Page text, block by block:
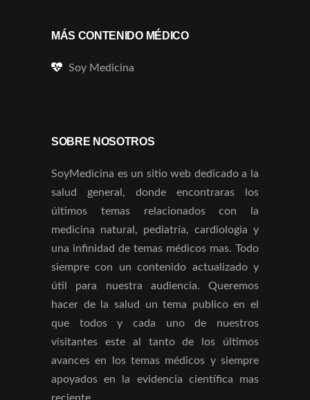
MÁS CONTENIDO MÉDICO
Soy Medicina
SOBRE NOSOTROS
SoyMedicina es un sitio web dedicado a la
salud general, donde encontraras los
últimos temas relacionados con la
medicina natural, pediatría, cardiologia y
una infinidad de temas médicos mas. Todo
siempre con un contenido actualizado y
útil para nuestra audiencia. Queremos
hacer de la salud un tema publico en el
que todos y cada uno de nuestros
visitantes este al tanto de los últimos
avances en los temas médicos y siempre
apoyados en la evidencia científica mas